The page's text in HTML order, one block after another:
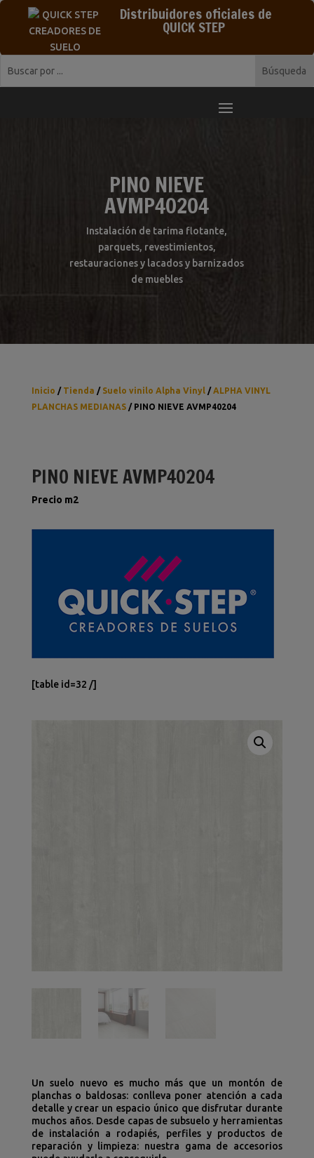
Distribuidores oficiales de
QUICK STEP
PINO NIEVE
AVMP40204
Instalación de tarima flotante,
parquets, revestimientos,
restauraciones y lacados y barnizados
de muebles
Inicio / Tienda / Suelo vinilo Alpha Vinyl/ALPHA VINYL
PLANCHAS MEDIANAS/ PINO NIEVE AVMP40204
PINO NIEVE AVMP40204
Precio m2
[table id=32 /]
Un suelo nuevo es mucho más que un montón de
planchas o baldosas: conlleva poner atención a cada
detalle y crear un espacio único que disfrutar durante
muchos años. Desde capas de subsuelo y herramientas
de instalación a rodapiés, perfiles y productos de
reparación y limpieza: nuestra gama de accesorios